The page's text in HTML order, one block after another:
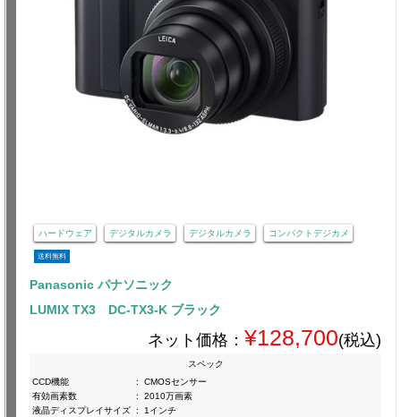
ハードウェア デジタルカメラ デジタルカメラ コンパクトデジカメ
送料無料
Panasonic パナソニック
LUMIX TX3 DC-TX3-K ブラック
ネット価格： ¥128,700(税込)
スペック
CCD機能
:
CMOSセンサー
有効画素数
:
2010万画素
液晶ディスプレイサイズ :
1インチ